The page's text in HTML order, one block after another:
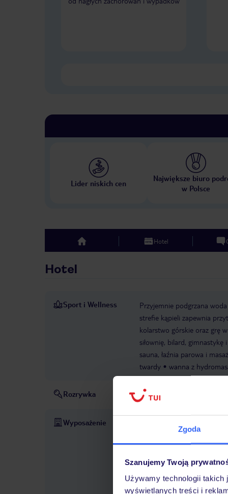
Zgoda
Szanujemy Twoją
Używamy technologii
wyświetlanych treści i
Lider niskich cen
Największe biuro
w Polsce
top Hotel
Hotel
Sport i Wellness
Przyjemnie podgrzana
strefie kąpieli zapewnia
kolarstwo górskie oraz grę
siłownię, bilard,
sauna, łaźnia parowa i
twardy
wanna z
Rozrywka przedstawia
Wyposażenie
Whirlpool: w strefie
opłatą
Metody płatności:
card/Maestro
Zwierzęta
za opłatą
Udogodnienia